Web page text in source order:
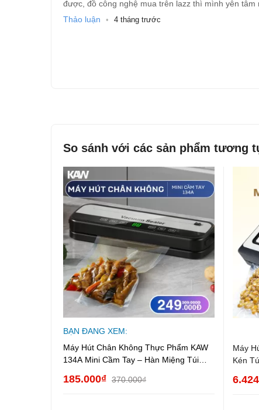
Chức năng: Hút chân không + hàn miệng túi
Công suất: ~90W – 120W
Điện áp: 220V / 50Hz
Chiều dài đường hàn: ~25 – 30cm
Chất liệu: Nhựa ABS cao cấp
Kích thước: Nhỏ gọn, dễ mang theo
Trọng lượng: ~0.6 – 1kg
được, đồ công nghệ mua trên lazz thì mình yên tâm
Thảo luận
• 4 tháng trước
So sánh với các sản phẩm tương
BẠN ĐANG XEM:
Máy Hút Chân Không Thực Phẩm KAW
134A Mini Cầm Tay – Hàn Miệng Túi
185.000₫ 370.000₫
Máy
Kén